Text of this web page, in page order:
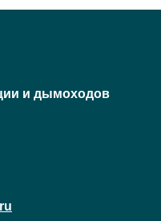
и дымоходов